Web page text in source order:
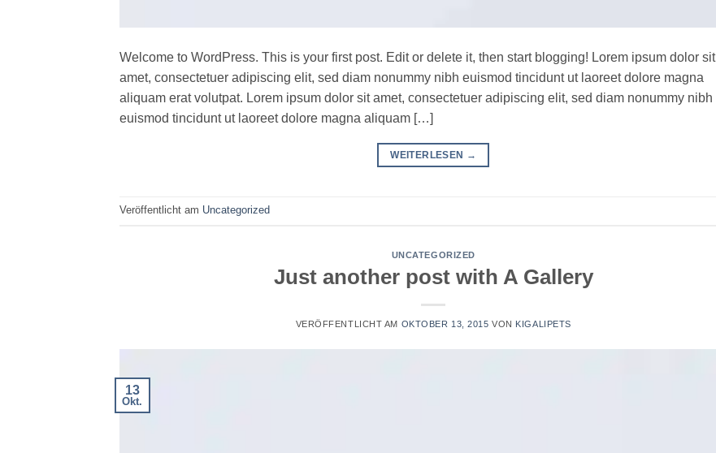
Welcome to WordPress. This is your first post. Edit or delete it, then start blogging! Lorem ipsum dolor sit
amet, consectetuer adipiscing elit, sed diam nonummy nibh euismod tincidunt ut laoreet dolore magna
aliquam erat volutpat. Lorem ipsum dolor sit amet, consectetuer adipiscing elit, sed diam nonummy nibh
euismod tincidunt ut laoreet dolore magna aliquam […]
WEITERLESEN →
Veröffentlicht am Uncategorized
UNCATEGORIZED
Just another post with A Gallery
VERÖFFENTLICHT AM OKTOBER 13, 2015 VON KIGALIPETS
13
Okt.